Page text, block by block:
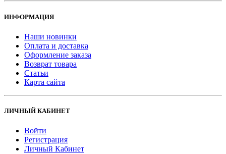
ИНФОРМАЦИЯ
Наши новинки
Оплата и доставка
Оформление заказа
Возврат товара
Статьи
Карта сайта
ЛИЧНЫЙ КАБИНЕТ
Войти
Регистрация
Личный Кабинет